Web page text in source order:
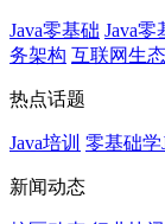
Java零基础 Java零
务架构 互联网生态
热点话题
Java培训 零基础学
新闻动态